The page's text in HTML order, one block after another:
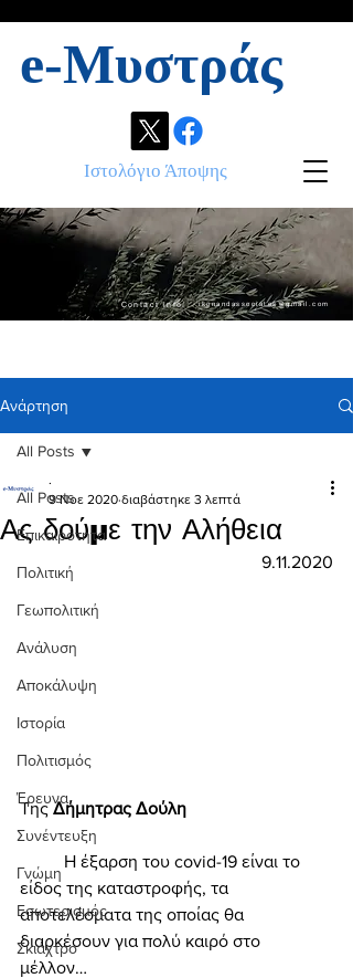
e-Μυστράς
Ιστολόγιο Άποψης
Contact info: ikonandassociates@gmail.com
Ανάρτηση
All Posts
Επικαιρότητα
Πολιτική
Γεωπολιτική
Ανάλυση
Αποκάλυψη
Ιστορία
Πολιτισμός
Έρευνα
Συνέντευξη
Γνώμη
Εσωτερισμός
Σκιάχτρο
All Posts
Ας δούμε την Αλήθεια
.
9 Νοε 2020 διαβάστηκε 3 λεπτά
9.11.2020
Της Δήμητρας Δούλη
είδος της καταστροφής, τα
αποτελέσματα της οποίας θα
διαρκέσουν για πολύ καιρό στο
μέλλον…